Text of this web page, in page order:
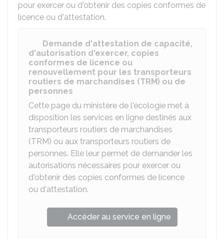
pour exercer ou d'obtenir des copies conformes de
licence ou d'attestation.
Demande d'attestation de capacité,
d'autorisation d'exercer, copies
conformes de licence ou
renouvellement pour les transporteurs
routiers de marchandises (TRM) ou de
personnes
Cette page du ministère de l'écologie met à
disposition les services en ligne destinés aux
transporteurs routiers de marchandises
(TRM) ou aux transporteurs routiers de
personnes. Elle leur permet de demander les
autorisations nécessaires pour exercer ou
d'obtenir des copies conformes de licence
ou d'attestation.
Accéder au service en ligne